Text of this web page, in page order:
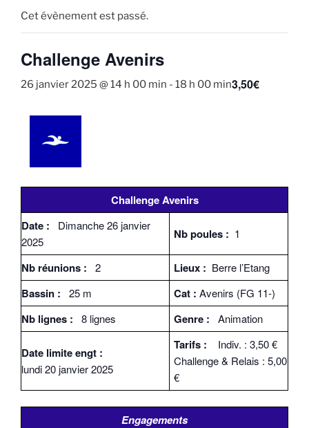
Cet évènement est passé.
Challenge Avenirs
26 janvier 2025 @ 14 h 00 min - 18 h 00 min3,50€
Challenge Avenirs
Date : Dimanche 26 janvier
2025
Nb poules : 1
Nb réunions : 2 Lieux : Berre l’Etang
Bassin : 25 m Cat : Avenirs (FG 11-)
Nb lignes : 8 lignes Genre : Animation
Date limite engt :
lundi 20 janvier 2025
Tarifs : Indiv. : 3,50 €
Challenge & Relais : 5,00
€
Engagements